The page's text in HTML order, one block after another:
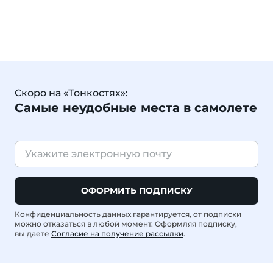
Скоро на «Тонкостях»:
Самые неудобные места в самолете
ОФОРМИТЬ ПОДПИСКУ
Конфиденциальность данных гарантируется, от подписки
можно отказаться в любой момент. Оформляя подписку,
вы даете Согласие на получение рассылки.